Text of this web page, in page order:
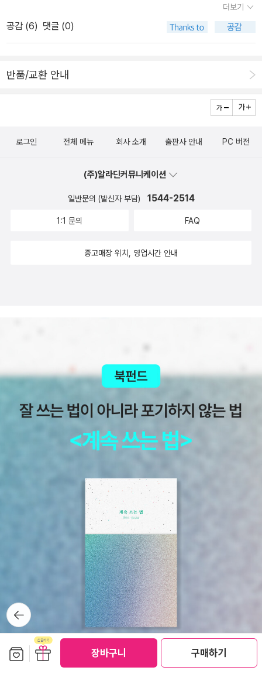
장바구니 구매하기
을 것 같아요#시공주니어 #에릭칼 #시공주니어아주아주배고픈애벌
레 #에릭칼아주아주배고픈애벌레 #4세그림책 #책육아 #티키타카
형제 #애벌레그림책 #그림책 #유아그림책 #아기그림책
누리가게에서 시키기로 한다. 수박 한 통을 장만해서 등에 짊어진다.
15:30 시골버스를 타고서 옆마을에서 내린다. 뙤약볕이 내리쬐는 논
둑길을 호젓이 걷는다. 개구리를 잡는 흰새를 지켜본다. 걸으면서 하
저녁을 먹고서 새로 씻는다. 작은사마귀가 빨랫대에 척 내려앉는다.
한참 눈을 마주보면서 논다. 《애벌레를 위하여》는 ‘애벌레’가 ‘날개돋
이’로 나아가는 길을 다루는 줄거리를 짜려는 듯했지만 ‘짝짓기’에 너
알이 깨어나지 않는다. 애벌레로 허물벗기를 하면서 잎을 누리고 해
긴긴 꿈을 그리는 나날에 마음을 기울이기가 어려울까. 우리는 짝을
지으려고 태어나거나 자라지 않는다. 우리는 이 삶을 누리면서 사랑
리는 사랑이라는 빛씨를 물려주면서 이 별을 누리려고 태어난다. 애
가면서 이야기를 그리는 이웃을 만나고 싶다.ㅍㄹㄴ글 : 숲노래·파란
g.naver.com/hbooklove+The Discloser (2018, 1급기밀) | Ko
rean Action Thrillerhttps://www.youtube.com/watch?v=St
Y2cHQ5Nt0아무리 싸도 안 산다…세계가 이란 원유를 외면하기 시
tch?v=3nCVH1U8n2g'무섭노' 일베식이라던 노무현재단 이
원이에 공개 사과https://n.news.naver.com/mnews/article/0
09/0005705436?sid=102조수진 “‘무섭노’ 일베식 표현 아냐…
리센느에 사과하고파”https://n.news.naver.com/mnews/articl
e/018/0006326461?sid=100‘농지 전수조사’ 두달…농지값 급락
하고 임차농 쫓겨나고https://n.news.naver.com/article/662/0
000099351+박문성 분노 폭발! ''박지성 안 돼, 나가주세요' 이런 얘
기'…축구협회 사과문 지적 '축구의 숭고한 가치와 순수함 훼손했던
사람들 누구인가'https://m.sports.naver.com/kfootball/articl
e/311/0002031942[단독] 임오경 의원, 손흥민·황희찬 청문회 참
고인 신청 철회https://n.news.naver.com/mnews/article/02
8/0002813574?sid=100‘손흥민 참고인’ 논란 하루 만에 임오경
“신청 철회”https://n.news.naver.com/mnews/article/005/0
더보기
공감 (6) 댓글 (0)
반품/교환 안내
뒤로가
기
로그인 전체 메뉴 회사 소개 출판사 안내 PC 버전
(주)알라딘커뮤니케이션
일반문의 (발신자 부담) 1544-2514
1:1 문의 FAQ
중고매장 위치, 영업시간 안내